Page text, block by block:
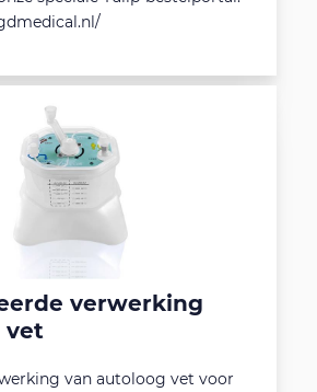
verwerking
vet
van autoloog vet voor